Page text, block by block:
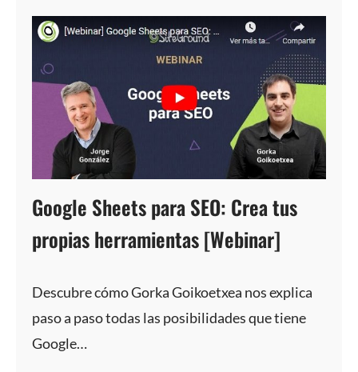
Google Sheets para SEO: Crea tus
propias herramientas [Webinar]
Descubre cómo Gorka Goikoetxea nos explica
paso a paso todas las posibilidades que tiene
Google…